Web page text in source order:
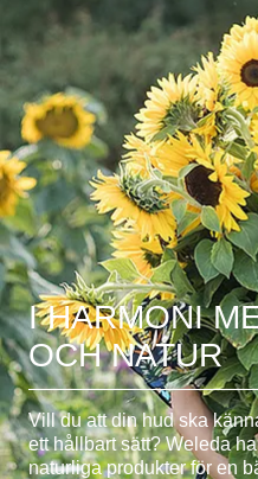
I HARMONI
OCH NATUR
Vill du att din hud ska
ett hållbart sätt? Weleda
naturliga produkter för en